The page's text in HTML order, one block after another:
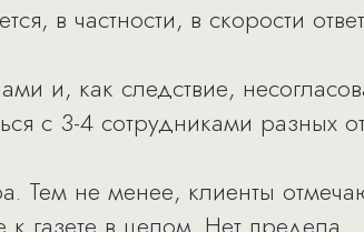
в частности, в скорости
и, как следствие,
с 3-4 сотрудниками разных
Тем не менее, клиенты